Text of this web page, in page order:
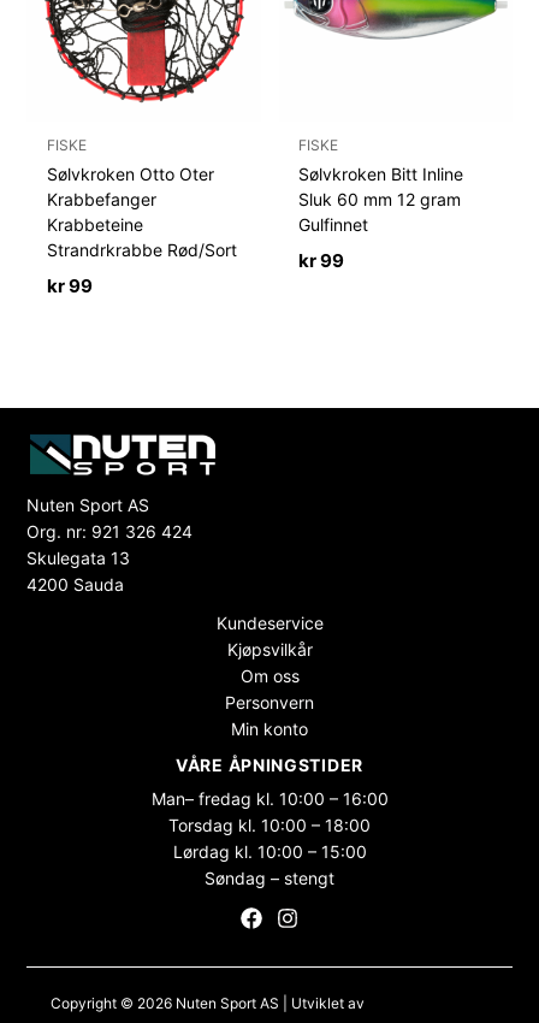
FISKE
Sølvkroken Otto Oter
Krabbefanger
Krabbeteine
Strandrkrabbe Rød/Sort
kr99
FISKE
Sølvkroken Bitt Inline
Sluk 60 mm 12 gram
Gulfinnet
kr99
Nuten Sport AS
Org. nr: 921 326 424
Skulegata 13
4200 Sauda
Kundeservice
Kjøpsvilkår
Om oss
Personvern
Min konto
VÅRE ÅPNINGSTIDER
Man– fredag kl. 10:00 – 16:00
Torsdag kl. 10:00 – 18:00
Lørdag kl. 10:00 – 15:00
Søndag – stengt
Copyright © 2026 Nuten Sport AS | Utviklet av